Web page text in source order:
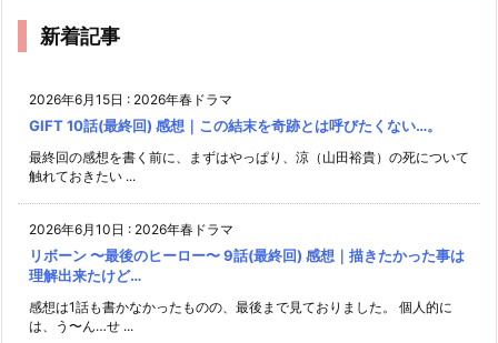
新着記事
2026年6月15日 : 2026年春ドラマ
GIFT 10話(最終回) 感想｜この結末を奇跡とは呼びたくない…。
最終回の感想を書く前に、まずはやっぱり、涼（山田裕貴）の死について
触れておきたい ...
2026年6月10日 : 2026年春ドラマ
リボーン 〜最後のヒーロー〜 9話(最終回) 感想｜描きたかった事は
理解出来たけど…
感想は1話も書かなかったものの、最後まで見ておりました。 個人的に
は、う〜ん…せ ...